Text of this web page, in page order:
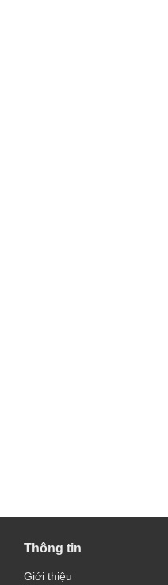
Thông tin
Giới thiệu